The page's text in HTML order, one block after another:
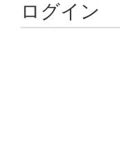
ログイン